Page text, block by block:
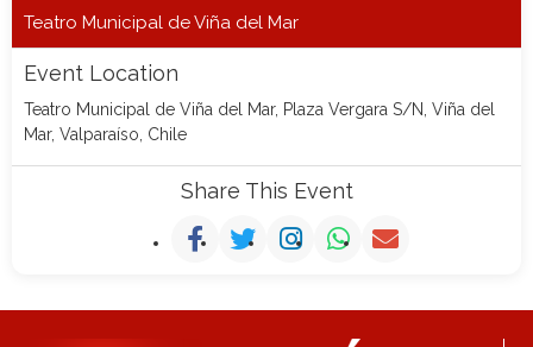
Teatro Municipal de Viña del Mar
Event Location
Teatro Municipal de Viña del Mar, Plaza Vergara S/N, Viña del
Mar, Valparaíso, Chile
Share This Event